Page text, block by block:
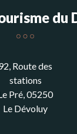
du
Route des
stations
Pré, 05250
Le Dévoluy